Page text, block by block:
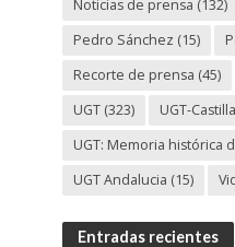
Noticias de prensa (132)
Pedro Sánchez (15)
Recorte de prensa (45)
UGT(323) UGT-
UGT: Memoria histórica
UGT Andalucia (15)
Entradas recientes